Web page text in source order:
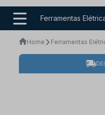
Ferramentas
Home Ferramentas